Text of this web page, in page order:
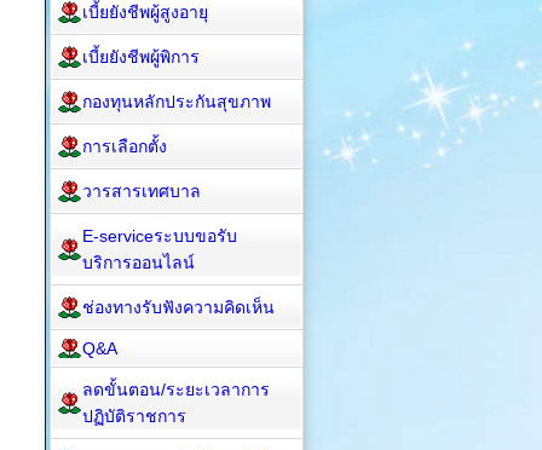
เบี้ยยังชีพผู้สูงอายุ
เบี้ยยังชีพผู้พิการ
กองทุนหลักประกันสุขภาพ
การเลือกตั้ง
วารสารเทศบาล
E-serviceระบบขอรับ
บริการออนไลน์
ช่องทางรับฟังความคิดเห็น
Q&A
ลดขั้นตอน/ระยะเวลาการ
ปฏิบัติราชการ